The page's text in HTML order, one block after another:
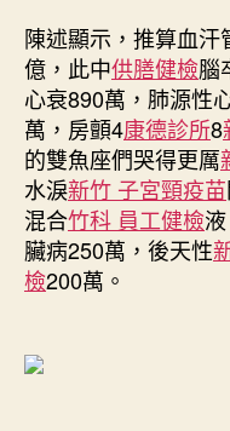
陳述顯示，推算血汗
億，此中供膳健檢腦
心衰890萬，肺源性
萬，房顫4康德診所8
的雙魚座們哭得更厲
水淚新竹 子宮頸疫苗
混合竹科 員工健檢
臟病250萬，後天性
檢200萬。